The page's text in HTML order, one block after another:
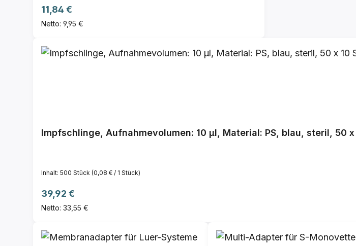
Regulärer Preis:
11,84 €
Netto: 9,95 €
Impfschlinge, Aufnahmevolumen: 10 µl, Material: PS, blau, steril, 50
Inhalt: 500 Stück (0,08 € / 1 Stück)
Regulärer Preis:
39,92 €
Netto: 33,55 €